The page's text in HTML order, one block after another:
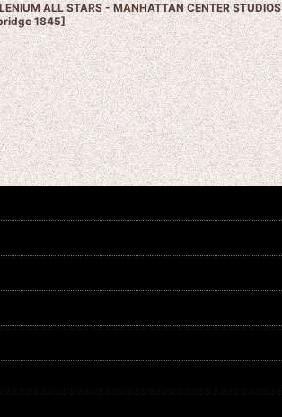
ALL STARS - MANHATTAN CENTER STUDIOS
1845]